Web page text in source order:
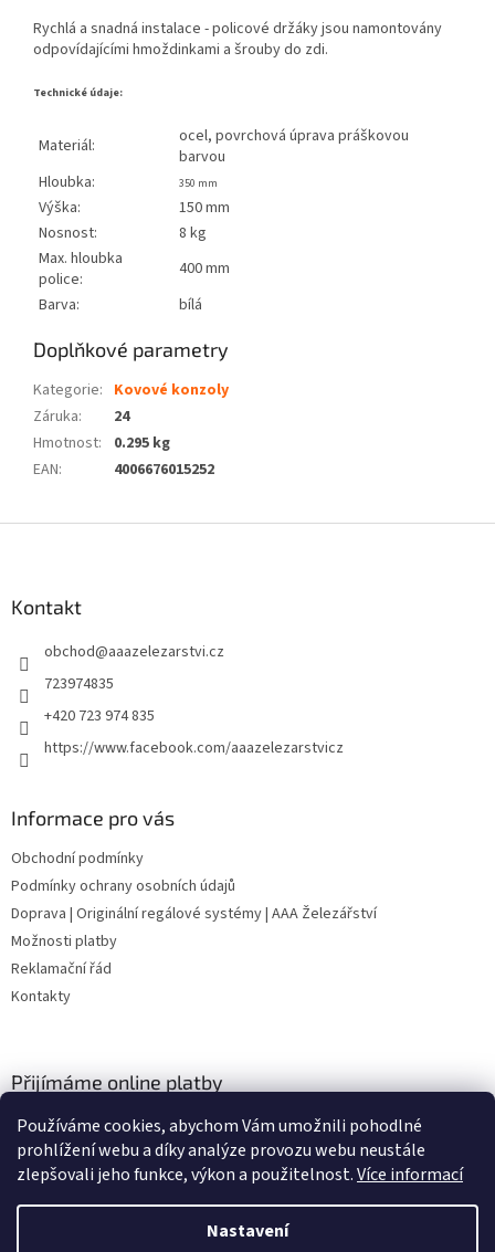
Používáme cookies, abychom Vám umožnili pohodlné
prohlížení webu a díky analýze provozu webu neustále
zlepšovali jeho funkce, výkon a použitelnost.Více informací
Nastavení
Rychlá a snadná instalace - policové držáky jsou namontovány
odpovídajícími hmoždinkami a šrouby do zdi.
Technické údaje:
Materiál:
ocel, povrchová úprava práškovou
barvou
Hloubka:
350 mm
Výška:
150 mm
Nosnost:
8 kg
Max. hloubka
police:
400 mm
Barva:
bílá
Doplňkové parametry
Kategorie: Kovové konzoly
Záruka:
24
Hmotnost:
0.295 kg
EAN: 4006676015252
Kontakt
obchod@aaazelezarstvi.cz
723974835
+420 723 974 835
https://www.facebook.com/aaazelezarstvicz
Informace pro vás
Obchodní podmínky
Podmínky ochrany osobních údajů
Doprava | Originální regálové systémy | AAA Železářství
Možnosti platby
Reklamační řád
Kontakty
Přijímáme online platby
Vytvořil Shoptet